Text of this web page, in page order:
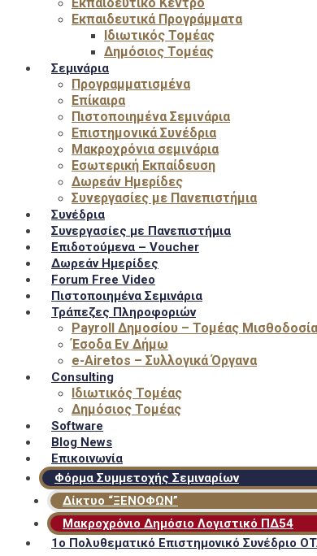
Εκπαιδευτικά Προγράμματα
Ιδιωτικός Τομέας
Δημόσιος Τομέας
Σεμινάρια
Προγραμματισμένα
Επίκαιρα
Πιστοποιημένα Σεμινάρια
Επιστημονικά Συνέδρια
Μακροχρόνια σεμινάρια
Εσωτερική Εκπαίδευση
Δωρεάν Ημερίδες
Συνεργασίες με Πανεπιστήμια
Συνέδρια
Συνεργασίες με Πανεπιστήμια
Επιδοτούμενα – Voucher
Δωρεάν Ημερίδες
Forum Free Video
Πιστοποιημένα Σεμινάρια
Τράπεζες Πληροφοριών
Payroll Δημοσίου – Τομέας
Έσοδα Εν Δήμω
e-Airetos – Συλλογικά Όργανα
Consulting
Ιδιωτικός Τομέας
Δημόσιος Τομέας
Software
Blog News
Επικοινωνία
Φόρμα Συμμετοχής Σεμιναρίων
Δίκτυο “ΞΕΝΟΦΩΝ”
Μακροχρόνιο Δημόσιο Λογιστικό ΠΔ54
1ο Πολυθεματικό Επιστημονικό Συνέδριο